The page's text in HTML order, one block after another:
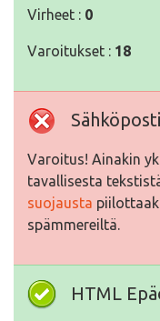
Virheet : 0
Varoitukset : 18
Varoitus! Ainakin
tavallisesta
suojausta
spämmereiltä.
HTML